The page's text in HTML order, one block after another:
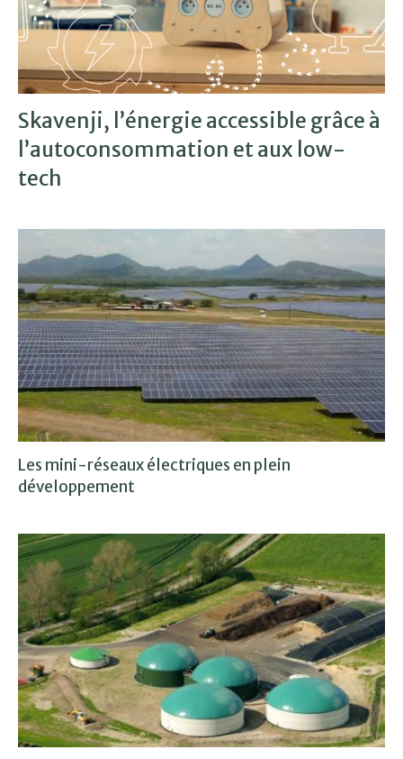
Skavenji, l’énergie accessible grâce à
l’autoconsommation et aux low-
tech
Les mini-réseaux électriques en plein
développement